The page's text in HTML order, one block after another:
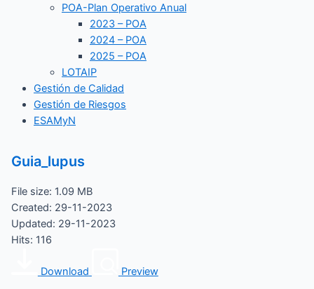
POA-Plan Operativo Anual
2023 – POA
2024 – POA
2025 – POA
LOTAIP
Gestión de Calidad
Gestión de Riesgos
ESAMyN
Guia_lupus
File size: 1.09 MB
Created: 29-11-2023
Updated: 29-11-2023
Hits: 116
Download Preview